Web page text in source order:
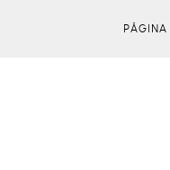
PÁGINA